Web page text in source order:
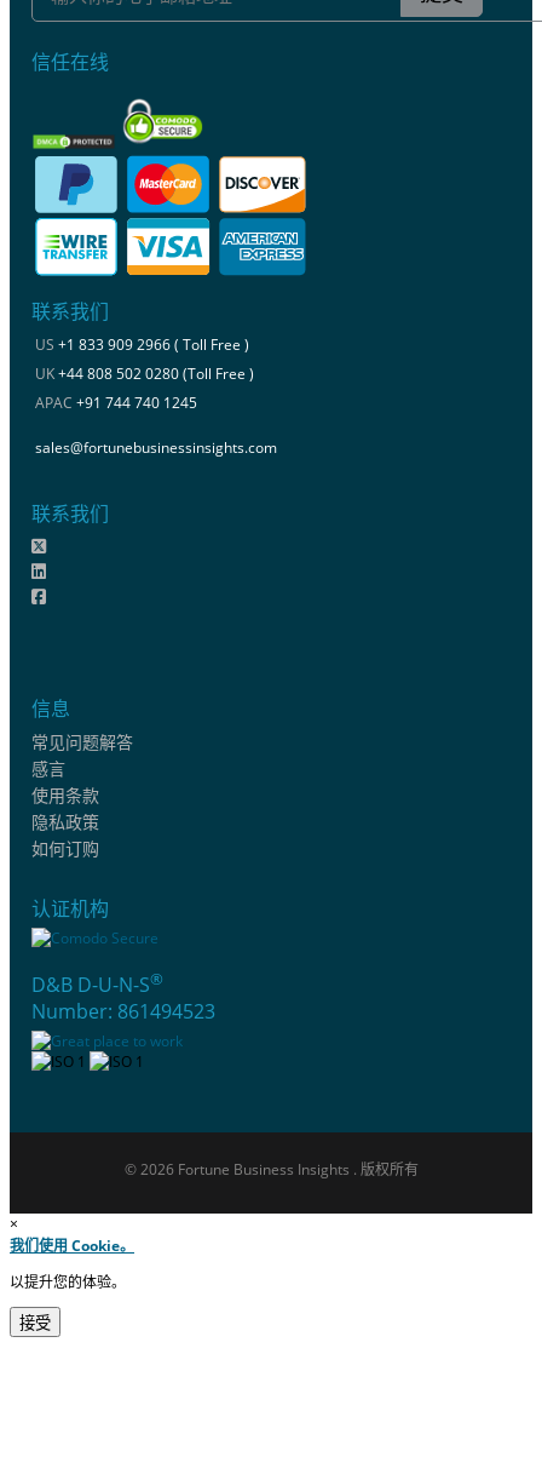
信任在线
联系我们
US +1 833 909 2966 ( Toll Free )
UK+44 808 502 0280 (Toll Free )
APAC +91 744 740 1245
sales@fortunebusinessinsights.com
联系我们
信息
常见问题解答
感言
使用条款
隐私政策
如何订购
认证机构
D&B D-U-N-S®
Number: 861494523
© 2026 Fortune Business Insights . 版权所有
×
我们使用 Cookie。
以提升您的体验。
接受